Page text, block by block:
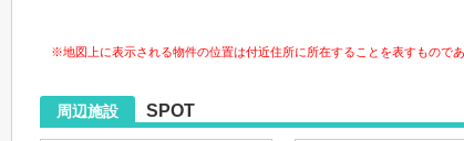
※地図上に表示される物件の位置は付近住所に所在することを表すもので
周辺施設 SPOT